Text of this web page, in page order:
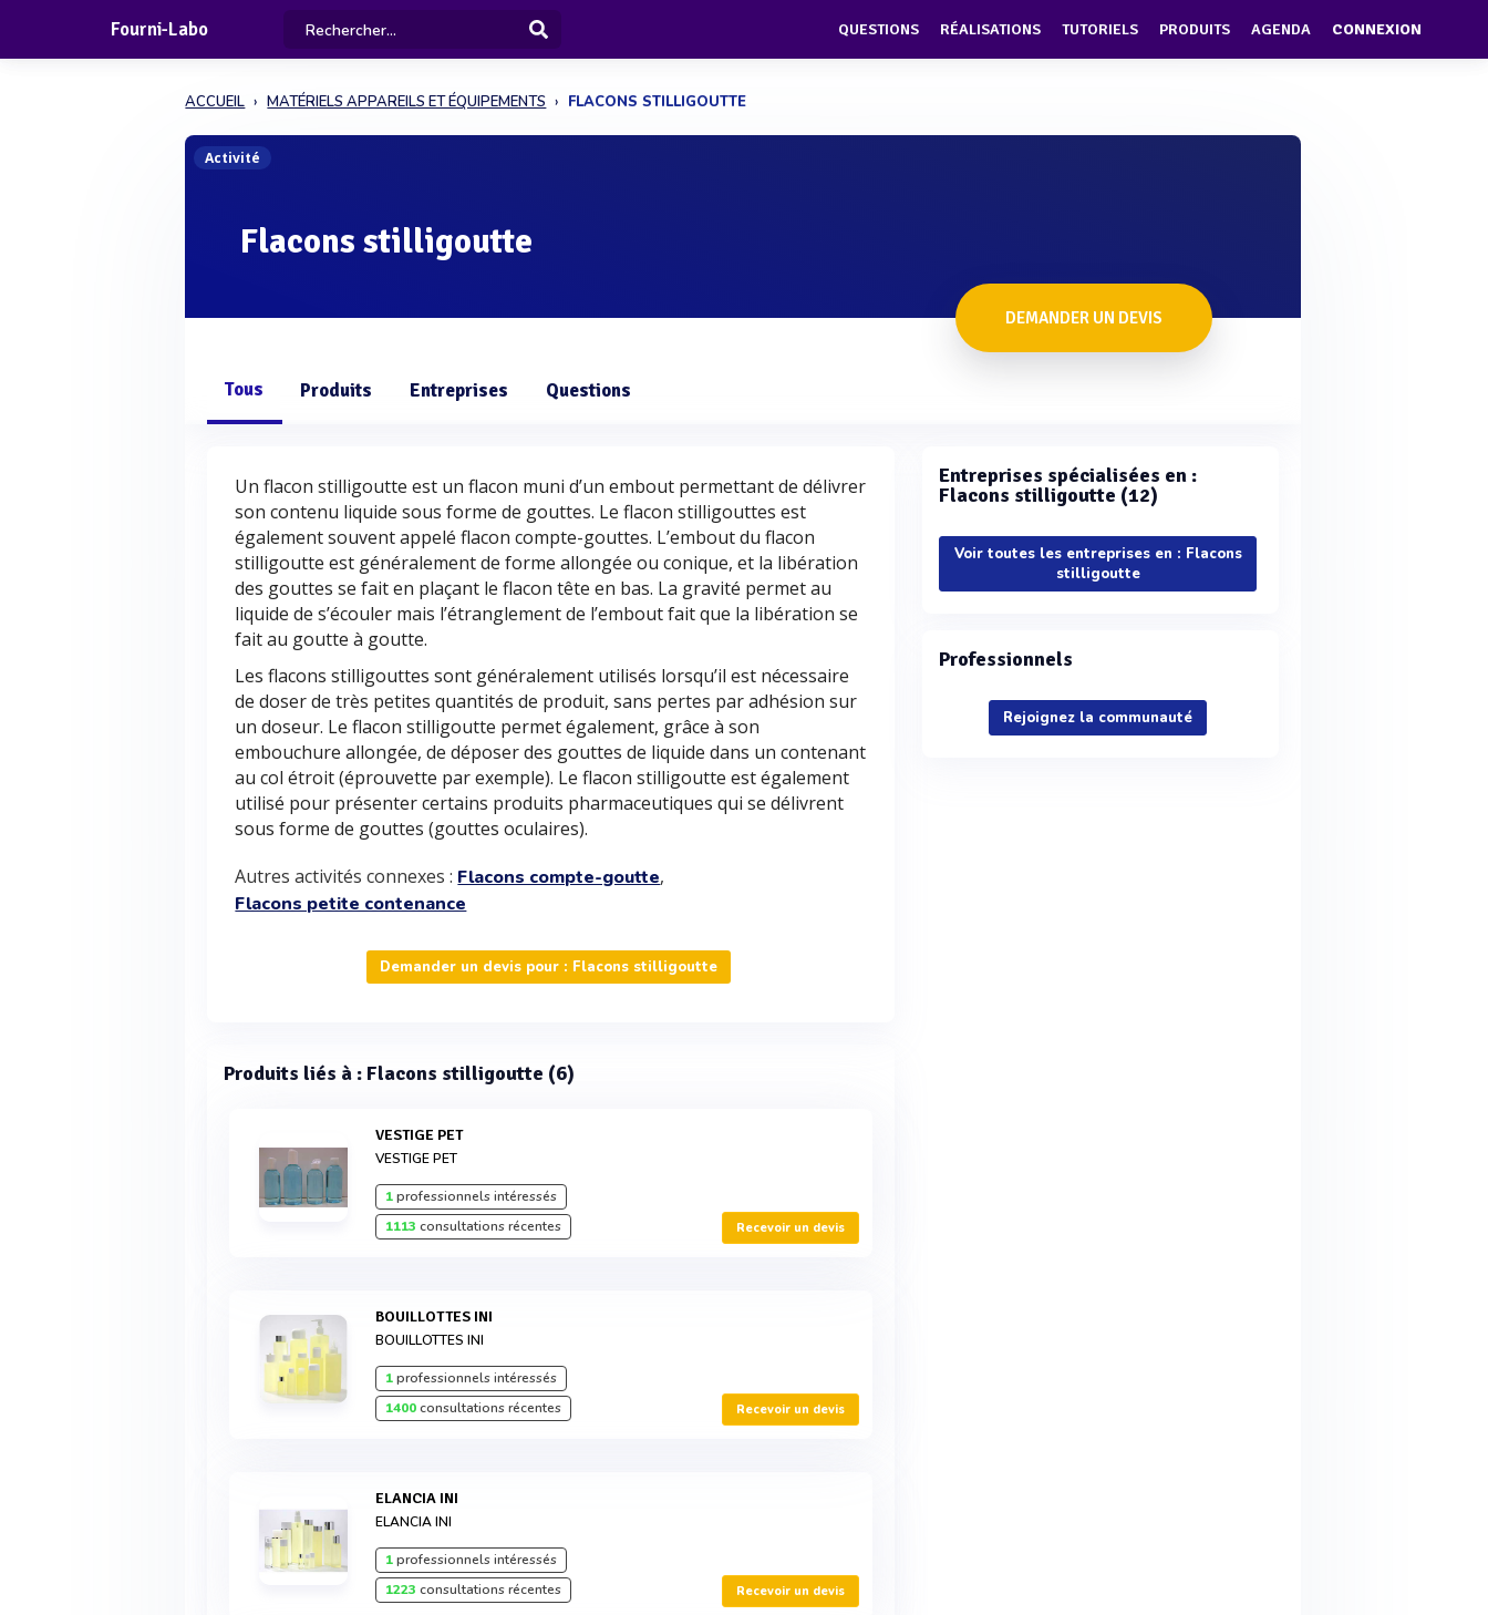
Fourni-Labo QUESTIONS RÉALISATIONS TUTORIELS PRODUITS AGENDA CONNEXION
ACCUEIL MATÉRIELS APPAREILS ET ÉQUIPEMENTS FLACONS STILLIGOUTTE
Activité
Flacons stilligoutte
DEMANDER UN DEVIS
Tous Produits Entreprises Questions
Un flacon stilligoutte est un flacon muni d’un embout permettant de délivrer
son contenu liquide sous forme de gouttes. Le flacon stilligouttes est
également souvent appelé flacon compte-gouttes. L’embout du flacon
stilligoutte est généralement de forme allongée ou conique, et la libération
des gouttes se fait en plaçant le flacon tête en bas. La gravité permet au
liquide de s’écouler mais l’étranglement de l’embout fait que la libération se
fait au goutte à goutte.
Les flacons stilligouttes sont généralement utilisés lorsqu’il est nécessaire
de doser de très petites quantités de produit, sans pertes par adhésion sur
un doseur. Le flacon stilligoutte permet également, grâce à son
embouchure allongée, de déposer des gouttes de liquide dans un contenant
au col étroit (éprouvette par exemple). Le flacon stilligoutte est également
utilisé pour présenter certains produits pharmaceutiques qui se délivrent
sous forme de gouttes (gouttes oculaires).
Autres activités connexes : Flacons compte-goutte,
Flacons petite contenance
Demander un devis pour : Flacons stilligoutte
Produits liés à : Flacons stilligoutte (6)
VESTIGE PET
VESTIGE PET
1professionnels intéressés
1113 consultations récentes Recevoir un devis
BOUILLOTTES INI
BOUILLOTTES INI
1professionnels intéressés
1400consultations récentes Recevoir un devis
ELANCIA INI
ELANCIA INI
1professionnels intéressés
1223 consultations récentes Recevoir un devis
Entreprises spécialisées en :
Flacons stilligoutte (12)
Voir toutes les entreprises en : Flacons
stilligoutte
Professionnels
Rejoignez la communauté